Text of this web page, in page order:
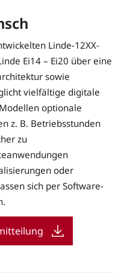
Linde-12XX-
Ei14 – Ei20 über eine
sowie
vielfältige digitale
optionale
z. B. Betriebsstunden
zu
oder
sich per Software-